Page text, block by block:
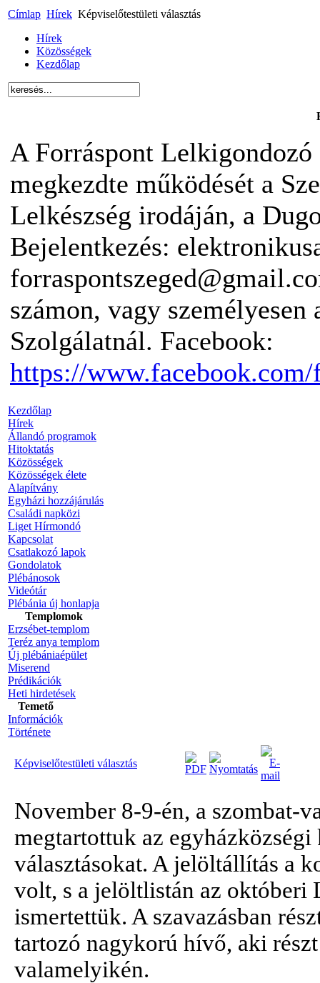
Címlap Hírek Képviselőtestületi választás
Hírek
Közösségek
Kezdőlap
A Forráspont
megkezdte működését a
Lelkészség irodáján, a
Bejelentkezés:
számon, vagy
Szolgálatnál. Facebook:
https://www.facebook.com/
Kezdőlap
Hírek
Állandó programok
Hitoktatás
Közösségek
Közösségek élete
Alapítvány
Egyházi hozzájárulás
Családi napközi
Liget Hírmondó
Kapcsolat
Csatlakozó lapok
Gondolatok
Plébánosok
Videótár
Plébánia új honlapja
Templomok
Erzsébet-templom
Teréz anya templom
Új plébániaépület
Miserend
Prédikációk
Heti hirdetések
Temető
Információk
Története
Képviselőtestületi választás
November 8-9-én, a szombat-
megtartottuk az
választásokat. A jelöltállítás a
volt, s a jelöltlistán az októberi
ismertettük. A szavazásban
tartozó nagykorú hívő, aki
valamelyikén.